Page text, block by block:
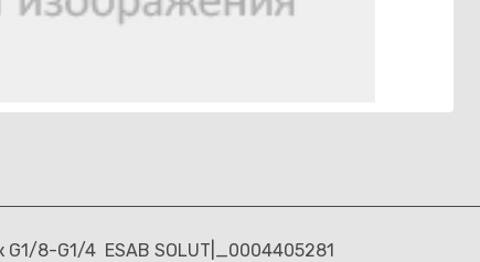
8-G1/4 ESAB SOLUT|_0004405281